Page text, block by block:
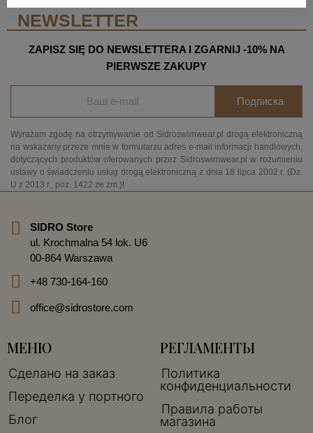
NEWSLETTER
ZAPISZ SIĘ DO NEWSLETTERA I ZGARNIJ -10% NA
PIERWSZE ZAKUPY
Подписка
Wyrażam zgodę na otrzymywanie od Sidroswimwear.pl drogą elektroniczną
na wskazany przeze mnie w formularzu adres e-mail informacji handlowych,
dotyczących produktów oferowanych przez Sidroswimwear.pl w rozumieniu
ustawy o świadczeniu usług drogą elektroniczną z dnia 18 lipca 2002 r. (Dz.
U z 2013 r., poz. 1422 ze zm.)!
SIDRO Store
ul. Krochmalna 54 lok. U6
00-864 Warszawa
+48 730-164-160
office@sidrostore.com
МЕНЮ
Сделано на заказ
Переделка у портного
Блог
РЕГЛАМЕНТЫ
Политика
конфиденциальности
Правила работы
магазина